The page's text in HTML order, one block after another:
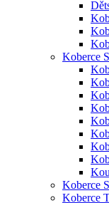
Koberce
Koberce
Koberce